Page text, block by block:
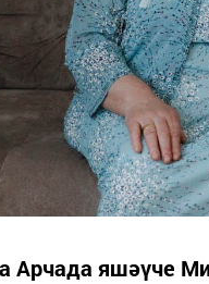
Арчада яшәүче